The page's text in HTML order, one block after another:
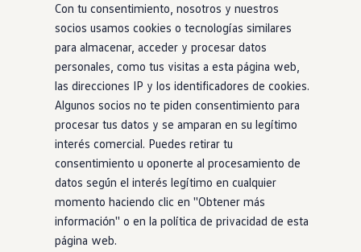
Con tu consentimiento, nosotros y nuestros
socios usamos cookies o tecnologías similares
para almacenar, acceder y procesar datos
personales, como tus visitas a esta página web,
las direcciones IP y los identificadores de cookies.
Algunos socios no te piden consentimiento para
procesar tus datos y se amparan en su legítimo
interés comercial. Puedes retirar tu
consentimiento u oponerte al procesamiento de
datos según el interés legítimo en cualquier
momento haciendo clic en ''Obtener más
información'' o en la política de privacidad de esta
página web.
Accessorios
Información útil
Viajar en coche
WLTP
Guía de mantenimiento
Servicio de mantenimiento Volkswagen
Neumáticos
Garantía Volkswagen
Piezas
Aceite y líquidos
Customized-Solution portal
myVolkswagen
Cita taller
Conectividad
California App
Volkswagen Connect Shop
Mundo Camper
Eléctrico
Electric 1-Gear
Ver más